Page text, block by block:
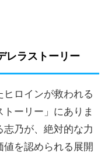
レラストーリー
ロインが救われる
ーリー」にありま
乃が、絶対的な力
値を認められる展開